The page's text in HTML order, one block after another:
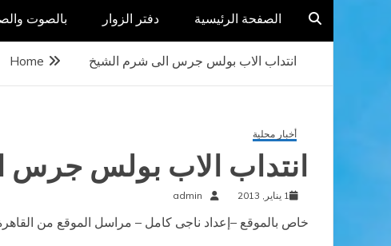
الصفحة الرئيسية دفتر الزوار بالصوت
Home انتداب الاب بولس جرس الى شرم الشيخ
أخبار محلية
انتداب الاب بولس جرس
1 يناير, 2013 admin
خاص بالموقع –إعداد ناجى كامل – مراسل الموقع من